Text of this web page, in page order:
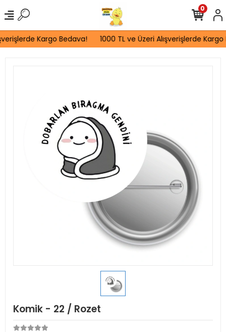
Kargo Bedava! 1000 TL ve Üzeri Alışverişlerde Kargo
0
Komik - 22 / Rozet